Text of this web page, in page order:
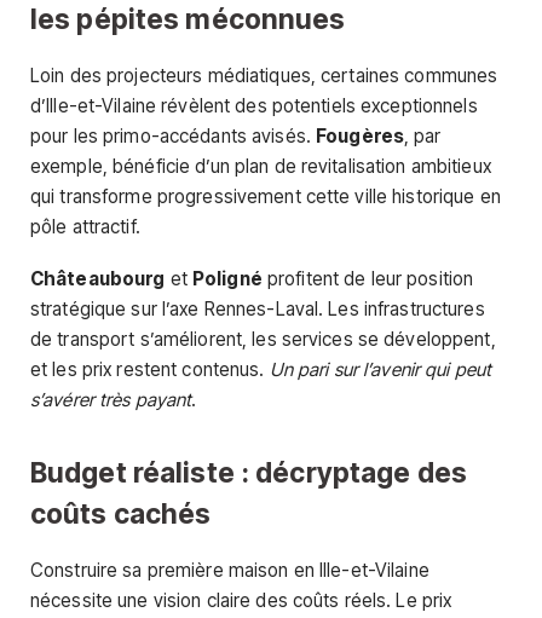
les pépites méconnues
Loin des projecteurs médiatiques, certaines communes
d’Ille-et-Vilaine révèlent des potentiels exceptionnels
pour les primo-accédants avisés. Fougères, par
exemple, bénéficie d’un plan de revitalisation ambitieux
qui transforme progressivement cette ville historique en
pôle attractif.
Châteaubourg et Poligné profitent de leur position
stratégique sur l’axe Rennes-Laval. Les infrastructures
de transport s’améliorent, les services se développent,
et les prix restent contenus. Un pari sur l’avenir qui peut
s’avérer très payant.
Budget réaliste : décryptage des
coûts cachés
Construire sa première maison en Ille-et-Vilaine
nécessite une vision claire des coûts réels. Le prix